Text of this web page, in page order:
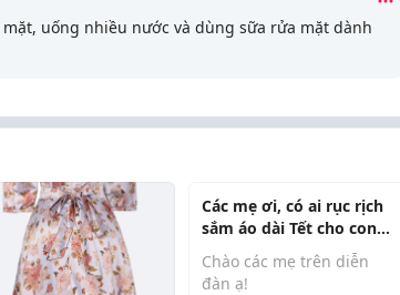
uống nhiều nước và dùng sữa rửa mặt dành
Các mẹ ơi, có ai rục rịch
sắm áo dài Tết cho con
với cả nhà chưa? Xin địa
chỉ may/bán đẹp với ạ!
Chào các mẹ trên diễn
đàn ạ!